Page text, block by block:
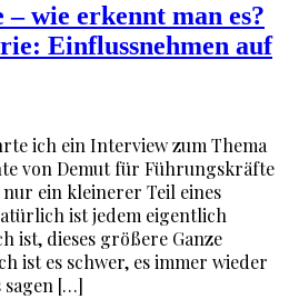
– wie erkennt man es?
Einflussnehmen auf
ich ein Interview zum Thema
von Demut für Führungskräfte
nur ein kleinerer Teil eines
ist jedem eigentlich
ist, dieses größere Ganze
ist es schwer, es immer wieder
[…]